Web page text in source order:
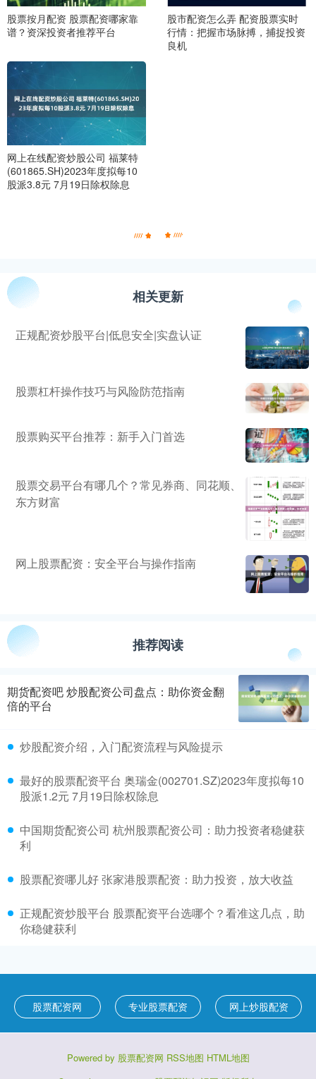
股票按月配资 股票配资哪家靠
谱？资深投资者推荐平台
股市配资怎么弄 配资股票实时
行情：把握市场脉搏，捕捉投资
良机
网上在线配资炒股公司 福莱特
(601865.SH)2023年度拟每10
股派3.8元 7月19日除权除息
相关更新
正规配资炒股平台|低息安全|实盘认证
股票杠杆操作技巧与风险防范指南
股票购买平台推荐：新手入门首选
股票交易平台有哪几个？常见券商、同花顺、
东方财富
网上股票配资：安全平台与操作指南
推荐阅读
期货配资吧 炒股配资公司盘点：助你资金翻
倍的平台
炒股配资介绍，入门配资流程与风险提示
最好的股票配资平台 奥瑞金(002701.SZ)2023年度拟每10
股派1.2元 7月19日除权除息
中国期货配资公司 杭州股票配资公司：助力投资者稳健获
利
股票配资哪儿好 张家港股票配资：助力投资，放大收益
正规配资炒股平台 股票配资平台选哪个？看准这几点，助
你稳健获利
股票配资网 专业股票配资 网上炒股配资
Powered by 股票配资网 RSS地图 HTML地图